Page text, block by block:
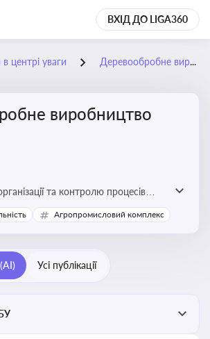
ВХІД ДО LIGA360
центрі уваги Деревообробне виробництво
виробництво
та контролю процесів
дотримання технічних
вимог і безпеки праці на
Агропромисловий комплекс
Усі публікації